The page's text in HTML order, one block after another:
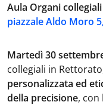
Aula Organi
piazzale Aldo Moro
Martedì 30
collegiali in
personalizzata ed
della precisione,